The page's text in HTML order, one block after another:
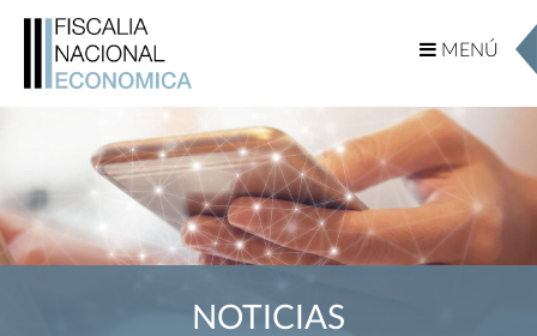
MENÚ
MENÚ
NOTICIAS